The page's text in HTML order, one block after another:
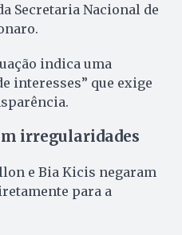
Secretaria Nacional de
indica uma
interesses” que exige
irregularidades
e Bia Kicis negaram
para a